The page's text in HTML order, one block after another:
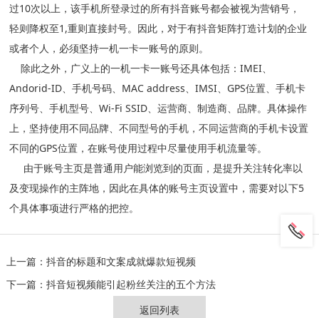
过10次以上，该手机所登录过的所有抖音账号都会被视为营销号，
轻则降权至1,重则直接封号。因此，对于有抖音矩阵打造计划的企业
或者个人，必须坚持一机一卡一账号的原则。
除此之外，广义上的一机一卡一账号还具体包括：IMEI、
Andorid-ID、手机号码、MAC address、IMSI、GPS位置、手机卡
序列号、手机型号、Wi-Fi SSID、运营商、制造商、品牌。具体操作
上，坚持使用不同品牌、不同型号的手机，不同运营商的手机卡设置
不同的GPS位置，在账号使用过程中尽量使用手机流量等。
由于账号主页是普通用户能浏览到的页面，是提升关注转化率以
及变现操作的主阵地，因此在具体的账号主页设置中，需要对以下5
个具体事项进行严格的把控。
上一篇： 抖音的标题和文案成就爆款短视频
下一篇： 抖音短视频能引起粉丝关注的五个方法
返回列表